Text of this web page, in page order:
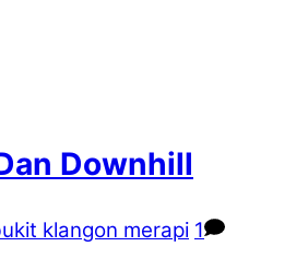
Downhill
klangon merapi 1